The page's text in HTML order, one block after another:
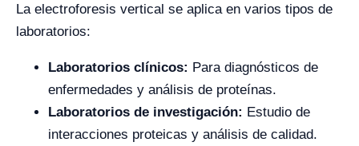
La electroforesis vertical se aplica en varios tipos de
laboratorios:
Laboratorios clínicos: Para diagnósticos de
enfermedades y análisis de proteínas.
Laboratorios de investigación: Estudio de
interacciones proteicas y análisis de calidad.